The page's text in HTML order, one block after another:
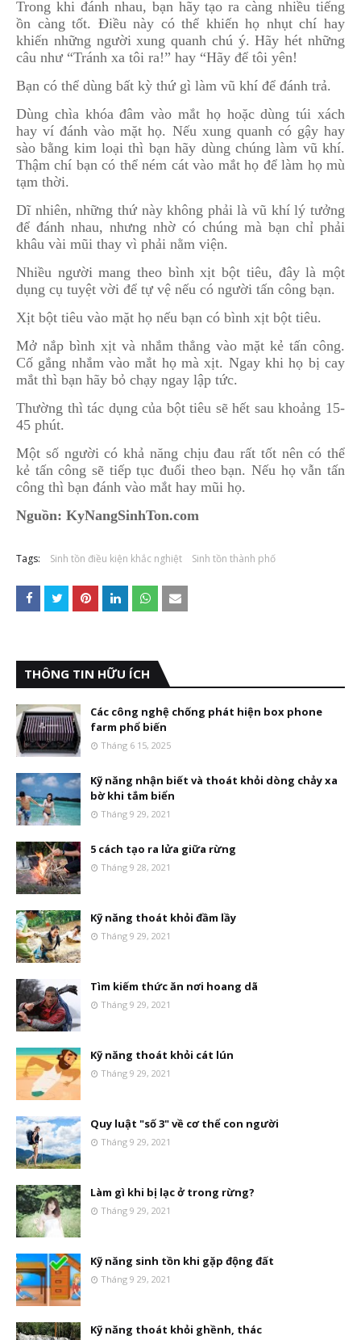
Trong khi đánh nhau, bạn hãy tạo ra càng nhiều tiếng
ồn càng tốt. Điều này có thể khiến họ nhụt chí hay
khiến những người xung quanh chú ý. Hãy hét những
câu như “Tránh xa tôi ra!” hay “Hãy để tôi yên!
Bạn có thể dùng bất kỳ thứ gì làm vũ khí để đánh trả.
Dùng chìa khóa đâm vào mắt họ hoặc dùng túi xách
hay ví đánh vào mặt họ. Nếu xung quanh có gậy hay
sào bằng kim loại thì bạn hãy dùng chúng làm vũ khí.
Thậm chí bạn có thể ném cát vào mắt họ để làm họ mù
tạm thời.
Dĩ nhiên, những thứ này không phải là vũ khí lý tưởng
để đánh nhau, nhưng nhờ có chúng mà bạn chỉ phải
khâu vài mũi thay vì phải nằm viện.
Nhiều người mang theo bình xịt bột tiêu, đây là một
dụng cụ tuyệt vời để tự vệ nếu có người tấn công bạn.
Xịt bột tiêu vào mặt họ nếu bạn có bình xịt bột tiêu.
Mở nắp bình xịt và nhắm thẳng vào mặt kẻ tấn công.
Cố gắng nhắm vào mắt họ mà xịt. Ngay khi họ bị cay
mắt thì bạn hãy bỏ chạy ngay lập tức.
Thường thì tác dụng của bột tiêu sẽ hết sau khoảng 15-
45 phút.
Một số người có khả năng chịu đau rất tốt nên có thể
kẻ tấn công sẽ tiếp tục đuổi theo bạn. Nếu họ vẫn tấn
công thì bạn đánh vào mắt hay mũi họ.
Nguồn: KyNangSinhTon.com
Tags: Sinh tồn điều kiện khắc nghiệt Sinh tồn thành phố
THÔNG TIN HỮU ÍCH
Các công nghệ chống phát hiện box phone
farm phổ biến
Tháng 6 15, 2025
Kỹ năng nhận biết và thoát khỏi dòng chảy xa
bờ khi tắm biển
Tháng 9 29, 2021
5 cách tạo ra lửa giữa rừng
Tháng 9 28, 2021
Kỹ năng thoát khỏi đầm lầy
Tháng 9 29, 2021
Tìm kiếm thức ăn nơi hoang dã
Tháng 9 29, 2021
Kỹ năng thoát khỏi cát lún
Tháng 9 29, 2021
Quy luật "số 3" về cơ thể con người
Tháng 9 29, 2021
Làm gì khi bị lạc ở trong rừng?
Tháng 9 29, 2021
Kỹ năng sinh tồn khi gặp động đất
Tháng 9 29, 2021
Kỹ năng thoát khỏi ghềnh, thác